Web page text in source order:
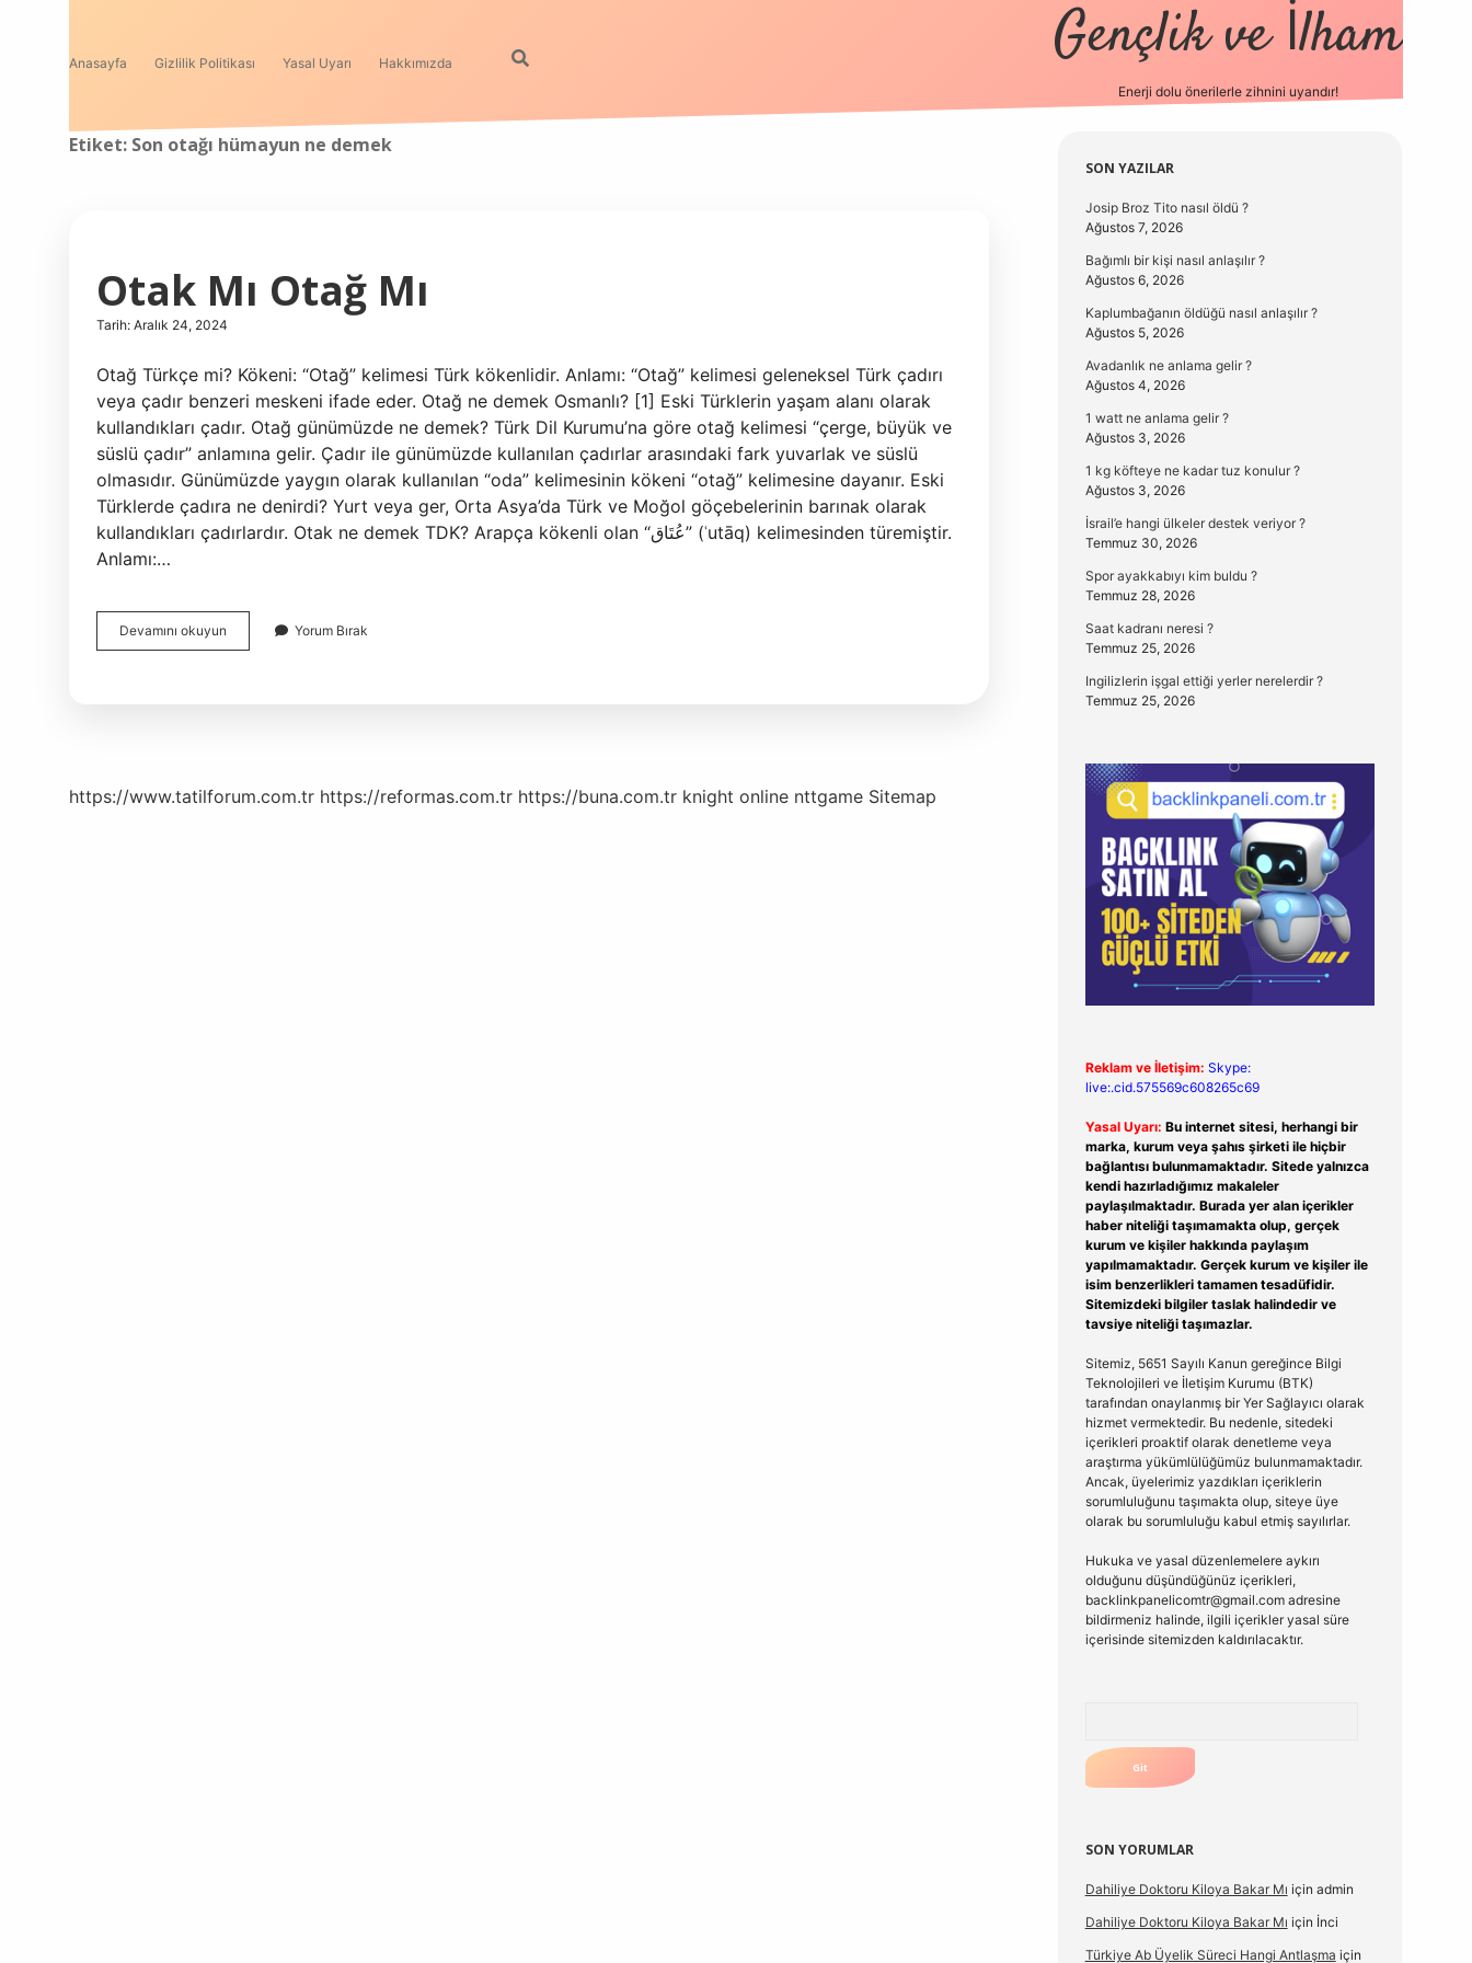
Anasayfa Gizlilik Politikası Yasal Uyarı Hakkımızda Gençlik ve İlham
Enerji dolu önerilerle zihnini uyandır!
Etiket: Son otağı hümayun ne demek
Otak Mı Otağ Mı
Tarih: Aralık 24, 2024
Otağ Türkçe mi? Kökeni: “Otağ” kelimesi Türk kökenlidir. Anlamı: “Otağ” kelimesi geleneksel Türk çadırı
veya çadır benzeri meskeni ifade eder. Otağ ne demek Osmanlı? [1] Eski Türklerin yaşam alanı olarak
kullandıkları çadır. Otağ günümüzde ne demek? Türk Dil Kurumu’na göre otağ kelimesi “çerge, büyük ve
süslü çadır” anlamına gelir. Çadır ile günümüzde kullanılan çadırlar arasındaki fark yuvarlak ve süslü
olmasıdır. Günümüzde yaygın olarak kullanılan “oda” kelimesinin kökeni “otağ” kelimesine dayanır. Eski
Türklerde çadıra ne denirdi? Yurt veya ger, Orta Asya’da Türk ve Moğol göçebelerinin barınak olarak
kullandıkları çadırlardır. Otak ne demek TDK? Arapça kökenli olan “عُتَاق” (ʿutāq) kelimesinden türemiştir.
Anlamı:…
Devamını okuyun
Mı
Yorum Bırak
https://www.tatilforum.com.tr https://reformas.com.tr https://buna.com.tr knight online nttgame Sitemap
Sidebar
SON YAZILAR
Josip Broz Tito nasıl öldü ?
Ağustos 7, 2026
Bağımlı bir kişi nasıl anlaşılır ?
Ağustos 6, 2026
Kaplumbağanın öldüğü nasıl anlaşılır ?
Ağustos 5, 2026
Avadanlık ne anlama gelir ?
Ağustos 4, 2026
1 watt ne anlama gelir ?
Ağustos 3, 2026
1 kg köfteye ne kadar tuz konulur ?
Ağustos 3, 2026
İsrail’e hangi ülkeler destek veriyor ?
Temmuz 30, 2026
Spor ayakkabıyı kim buldu ?
Temmuz 28, 2026
Saat kadranı neresi ?
Temmuz 25, 2026
Ingilizlerin işgal ettiği yerler nerelerdir ?
Temmuz 25, 2026
Reklam ve İletişim: Skype:
live:.cid.575569c608265c69
Yasal Uyarı: Bu internet sitesi, herhangi bir
marka, kurum veya şahıs şirketi ile hiçbir
bağlantısı bulunmamaktadır. Sitede yalnızca
kendi hazırladığımız makaleler
paylaşılmaktadır. Burada yer alan içerikler
haber niteliği taşımamakta olup, gerçek
kurum ve kişiler hakkında paylaşım
yapılmamaktadır. Gerçek kurum ve kişiler ile
isim benzerlikleri tamamen tesadüfidir.
Sitemizdeki bilgiler taslak halindedir ve
tavsiye niteliği taşımazlar.
Sitemiz, 5651 Sayılı Kanun gereğince Bilgi
Teknolojileri ve İletişim Kurumu (BTK)
tarafından onaylanmış bir Yer Sağlayıcı olarak
hizmet vermektedir. Bu nedenle, sitedeki
içerikleri proaktif olarak denetleme veya
araştırma yükümlülüğümüz bulunmamaktadır.
Ancak, üyelerimiz yazdıkları içeriklerin
sorumluluğunu taşımakta olup, siteye üye
olarak bu sorumluluğu kabul etmiş sayılırlar.
Hukuka ve yasal düzenlemelere aykırı
olduğunu düşündüğünüz içerikleri,
backlinkpanelicomtr@gmail.comadresine
bildirmeniz halinde, ilgili içerikler yasal süre
içerisinde sitemizden kaldırılacaktır.
SON YORUMLAR
Dahiliye Doktoru Kiloya Bakar Mı için admin
Dahiliye Doktoru Kiloya Bakar Mı için İnci
Türkiye Ab Üyelik Süreci Hangi Antlaşma için